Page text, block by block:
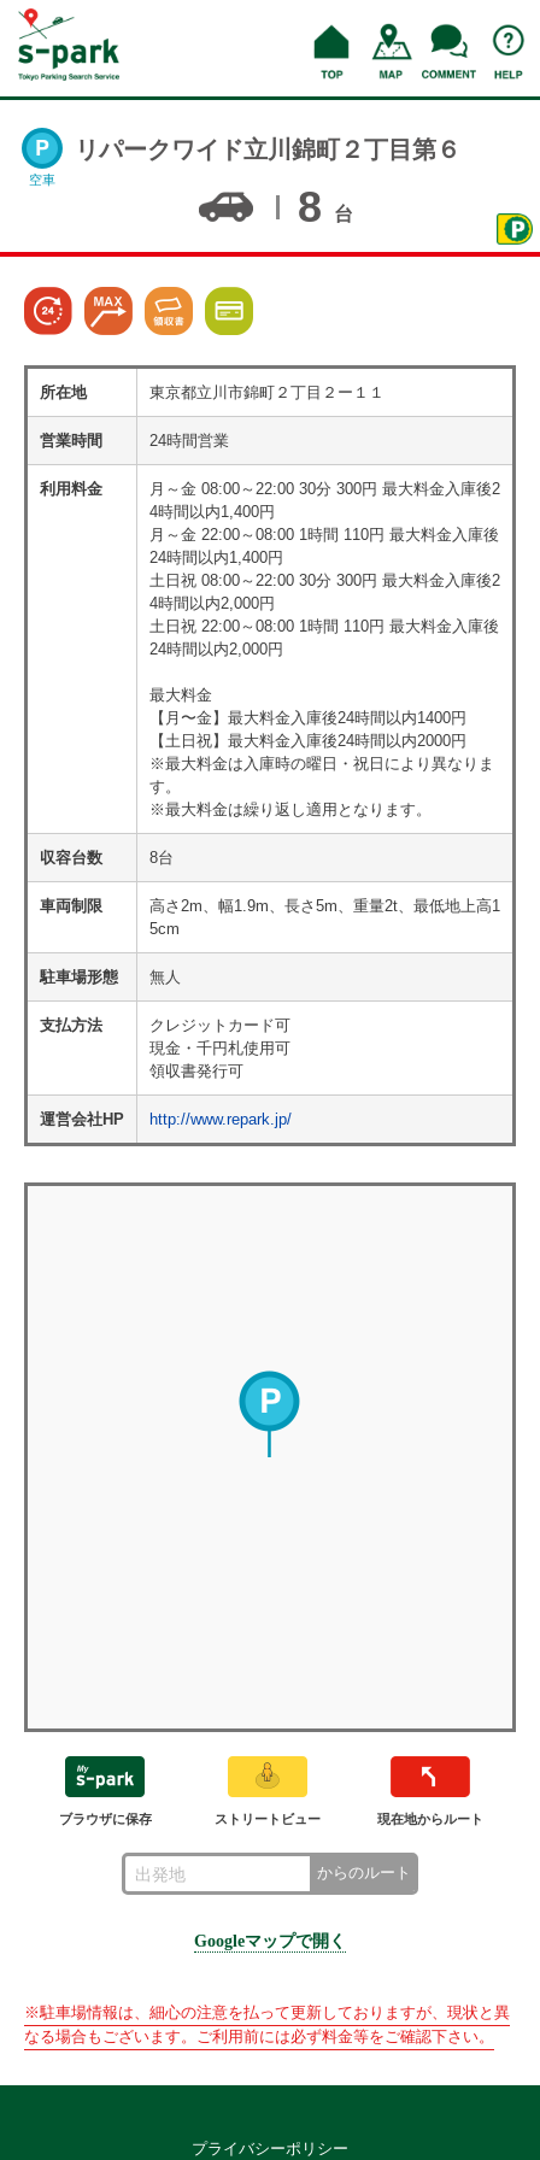
空車
リパークワイド立川錦町２丁目第６
8 台
所在地 東京都立川市錦町２丁目２ー１１
営業時間 24時間営業
利用料金
月～金 08:00～22:00 30分 300円 最大料金入庫後2
4時間以内1,400円
月～金 22:00～08:00 1時間 110円 最大料金入庫後
24時間以内1,400円
土日祝 08:00～22:00 30分 300円 最大料金入庫後2
4時間以内2,000円
土日祝 22:00～08:00 1時間 110円 最大料金入庫後
24時間以内2,000円
最大料金
【月〜金】最大料金入庫後24時間以内1400円
【土日祝】最大料金入庫後24時間以内2000円
※最大料金は入庫時の曜日・祝日により異なりま
す。
※最大料金は繰り返し適用となります。
収容台数 8台
車両制限
高さ2m、幅1.9m、長さ5m、重量2t、最低地上高1
5cm
駐車場形態 無人
支払方法
クレジットカード可
現金・千円札使用可
領収書発行可
運営会社HP http://www.repark.jp/
ブラウザに保存 ストリートビュー 現在地からルート
からのルート
Googleマップで開く
※駐車場情報は、細心の注意を払って更新しておりますが、現状と異
なる場合もございます。ご利用前には必ず料金等をご確認下さい。
プライバシーポリシー